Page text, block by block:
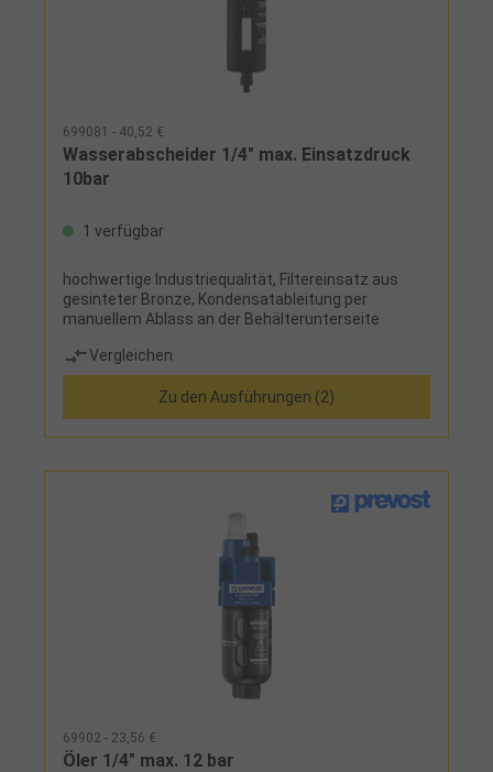
699081 - 40,52 €
Wasserabscheider 1/4" max. Einsatzdruck
10bar
1 verfügbar
hochwertige Industriequalität, Filtereinsatz aus
gesinteter Bronze, Kondensatableitung per
manuellem Ablass an der Behälterunterseite
Vergleichen
Zu den Ausführungen (2)
69902 - 23,56 €
Öler 1/4" max. 12 bar